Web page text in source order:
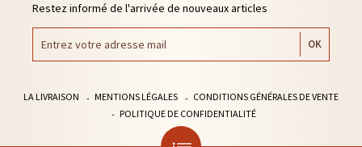
Restez informé de l'arrivée de nouveaux articles
LA LIVRAISON MENTIONS LÉGALES
CONDITIONS GÉNÉRALES DE VENTE
POLITIQUE DE CONFIDENTIALITÉ